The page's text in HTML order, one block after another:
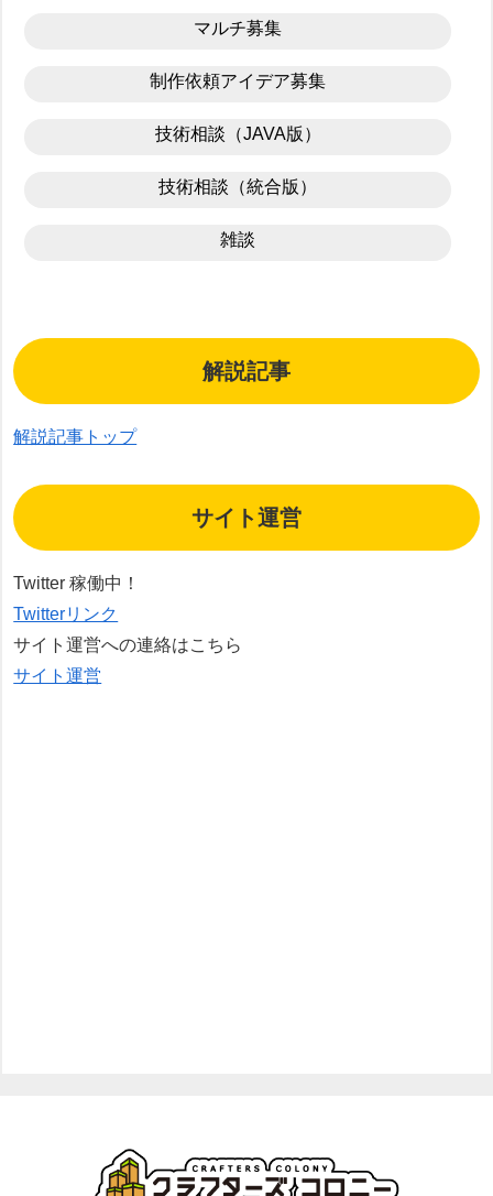
マルチ募集
制作依頼アイデア募集
技術相談（JAVA版）
技術相談（統合版）
雑談
解説記事
解説記事トップ
サイト運営
Twitter 稼働中！
Twitterリンク
サイト運営への連絡はこちら
サイト運営